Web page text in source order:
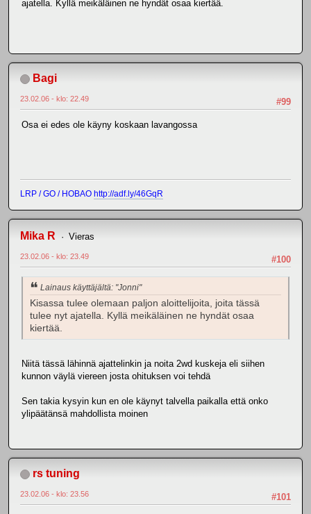
ajatella. Kyllä meikäläinen ne hyndät osaa kiertää.
Bagi
#99
23.02.06 - klo: 22.49
Osa ei edes ole käyny koskaan lavangossa
LRP / GO / HOBAO http://adf.ly/46GqR
Mika R Vieras
#100
23.02.06 - klo: 23.49
Lainaus käyttäjältä: "Jonni"
Kisassa tulee olemaan paljon aloittelijoita, joita tässä
tulee nyt ajatella. Kyllä meikäläinen ne hyndät osaa
kiertää.
Niitä tässä lähinnä ajattelinkin ja noita 2wd kuskeja eli siihen
kunnon väylä viereen josta ohituksen voi tehdä
Sen takia kysyin kun en ole käynyt talvella paikalla että onko
ylipäätänsä mahdollista moinen
rs tuning
#101
23.02.06 - klo: 23.56